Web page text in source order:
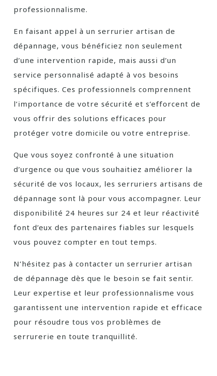
professionnalisme.
En faisant appel à un serrurier artisan de
dépannage, vous bénéficiez non seulement
d’une intervention rapide, mais aussi d’un
service personnalisé adapté à vos besoins
spécifiques. Ces professionnels comprennent
l’importance de votre sécurité et s’efforcent de
vous offrir des solutions efficaces pour
protéger votre domicile ou votre entreprise.
Que vous soyez confronté à une situation
d’urgence ou que vous souhaitiez améliorer la
sécurité de vos locaux, les serruriers artisans de
dépannage sont là pour vous accompagner. Leur
disponibilité 24 heures sur 24 et leur réactivité
font d’eux des partenaires fiables sur lesquels
vous pouvez compter en tout temps.
N’hésitez pas à contacter un serrurier artisan
de dépannage dès que le besoin se fait sentir.
Leur expertise et leur professionnalisme vous
garantissent une intervention rapide et efficace
pour résoudre tous vos problèmes de
serrurerie en toute tranquillité.